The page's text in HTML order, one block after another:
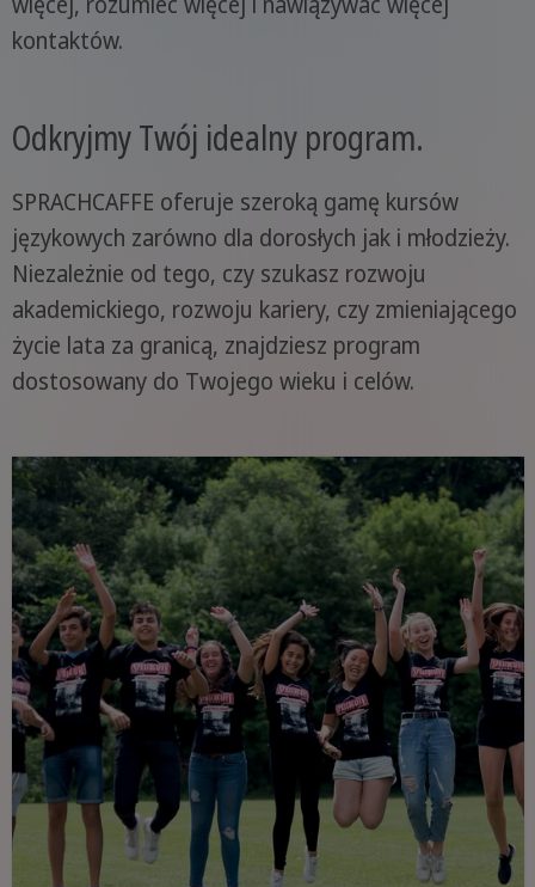
kontaktów.
Odkryjmy Twój idealny program.
SPRACHCAFFE oferuje szeroką gamę kursów
językowych zarówno dla dorosłych jak i młodzieży.
Niezależnie od tego, czy szukasz rozwoju
akademickiego, rozwoju kariery, czy zmieniającego
życie lata za granicą, znajdziesz program
dostosowany do Twojego wieku i celów.